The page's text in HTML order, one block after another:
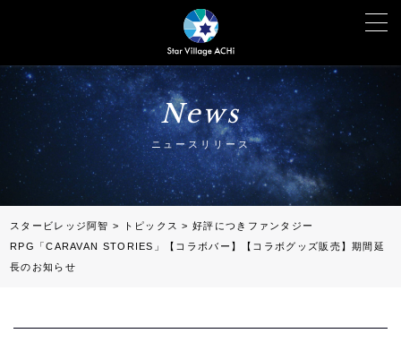
News
ニュースリリース
スタービレッジ阿智 > トピックス >好評につきファンタジー
RPG「CARAVAN STORIES」【コラボバー】【コラボグッズ販売】期間延
長のお知らせ